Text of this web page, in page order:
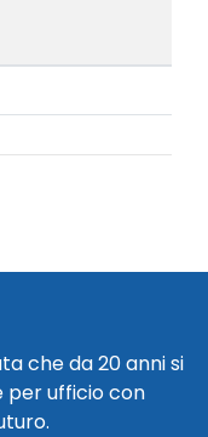
che da 20 anni si
per ufficio con